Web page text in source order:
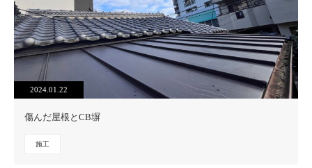
2024.01.22
傷んだ屋根とCB塀
施工